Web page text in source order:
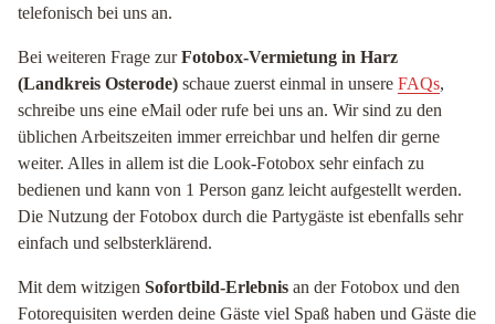
telefonisch bei uns an.
Bei weiteren Frage zurFotobox-Vermietung in Harz
(Landkreis Osterode) schaue zuerst einmal in unsere FAQs,
schreibe uns eine eMail oder rufe bei uns an. Wir sind zu den
üblichen Arbeitszeiten immer erreichbar und helfen dir gerne
weiter. Alles in allem ist die Look-Fotobox sehr einfach zu
bedienen und kann von 1 Person ganz leicht aufgestellt werden.
Die Nutzung der Fotobox durch die Partygäste ist ebenfalls sehr
einfach und selbsterklärend.
Mit dem witzigen Sofortbild-Erlebnis an der Fotobox und den
Fotorequisiten werden deine Gäste viel Spaß haben und Gäste die